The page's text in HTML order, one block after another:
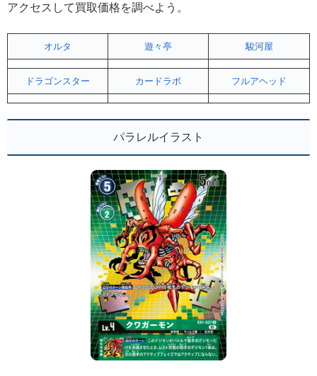
アクセスして買取価格を調べよう。
オルタ 遊々亭 駿河屋
ドラゴンスター カードラボ フルアヘッド
パラレルイラスト